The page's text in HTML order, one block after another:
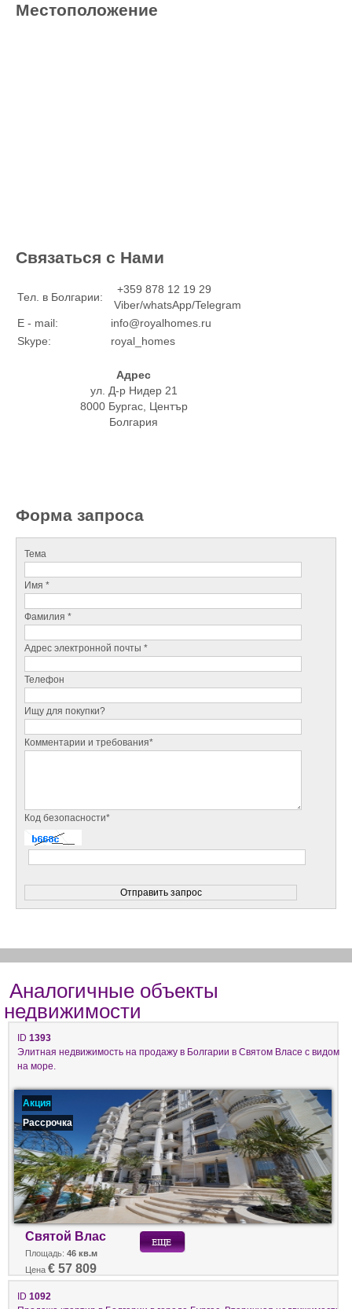
Местоположение
Связаться с Нами
Тел. в Болгарии:
+359 878 12 19 29
Viber/whatsApp/Telegram
E - mail:
info@royalhomes.ru
Skype:
royal_homes
Адрес
ул. Д-р Нидер 21
8000 Бургас, Център
Болгария
Форма запроса
Тема
Имя *
Фамилия *
Адрес электронной почты *
Телефон
Ищу для покупки?
Комментарии и требования*
Код безопасности*
Аналогичные объекты
недвижимости
ID 1393
Элитная недвижимость на продажу в Болгарии в Святом Власе с видом
на море.
Акция
Рассрочка
Святой Влас
Площадь: 46 кв.м
Цена € 57 809
ID 1092